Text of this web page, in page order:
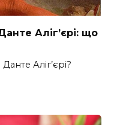
Аліг’єрі: що
Аліг’єрі?